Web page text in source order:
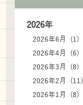
2026年
2026年6月 (1)
2026年4月 (6)
2026年3月 (8)
2026年2月 (11)
2026年1月 (8)